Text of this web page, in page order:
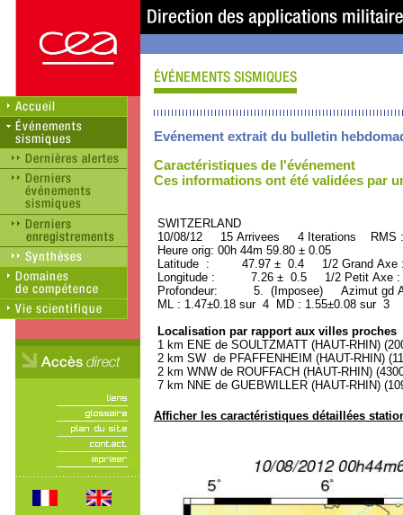
Evénement extrait du bulletin
Caractéristiques de l'événement
Ces informations ont été validées par
SWITZERLAND
10/08/12 15 Arrivees 4 Iterations RMS
Heure orig: 00h 44m 59.80 ± 0.05
Latitude : 47.97 ± 0.4 1/2 Grand
Longitude : 7.26 ± 0.5 1/2 Petit Axe
Profondeur: 5. (Imposee) Azimut gd
ML : 1.47±0.18 sur 4 MD : 1.55±0.08 sur 3
Localisation par rapport aux villes proches
1 km ENE de SOULTZMATT (HAUT-RHIN)
2 km SW de PFAFFENHEIM (HAUT-RHIN)
2 km WNW de ROUFFACH (HAUT-RHIN)
7 km NNE de GUEBWILLER (HAUT-RHIN)
Afficher les caractéristiques détaillées